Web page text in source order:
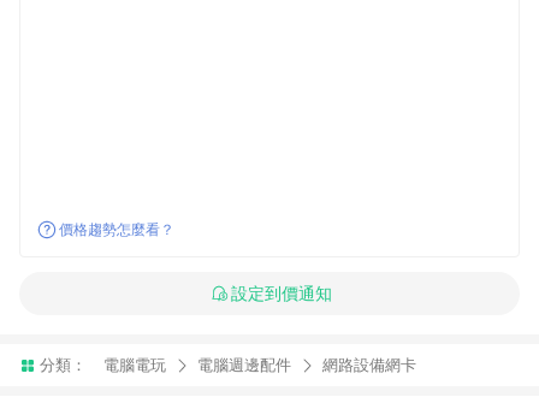
價格趨勢怎麼看？
設定到價通知
分類： 電腦電玩 電腦週邊配件 網路設備網卡